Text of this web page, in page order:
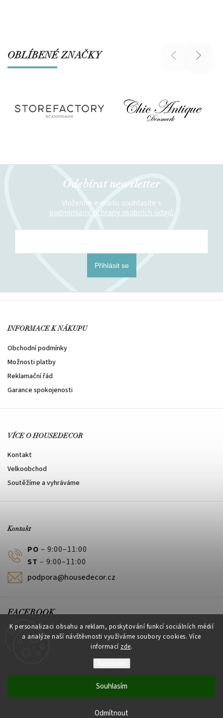
K personalizaci obsahu a reklam, poskytování funkcí sociálních médií
a analýze naší návštěvnosti využíváme soubory cookies. Více
informací zde.
Odmítnout
Souhlasím
OBLÍBENÉ ZNAČKY Previous Next
Odebírat newsletter
Vložením e-mailu souhlasíte s
podmínkami ochrany osobních údajů
Přihlásit se
INFORMACE K NÁKUPU
Obchodní podmínky
Možnosti platby
Reklamační řád
Garance spokojenosti
VÍCE O HOUSEDECOR
Kontakt
Velkoobchod
Soutěžíme a vyhráváme
Kontakt
PO – 9:00–11:00
ST – 9:00–11:00
podpora@housedecor.cz
FACEBOOK
Vytvořil Shoptet